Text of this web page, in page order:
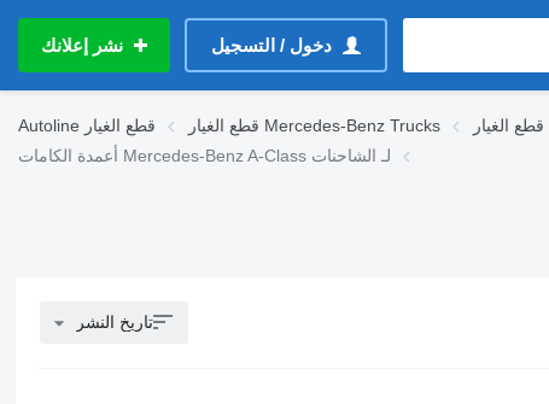
دخول / التسجيل نشر إعلانك
Autoline قطع الغيار قطع الغيار Mercedes-Benz Trucks
أعمدة الكامات Mercedes-Benz A-Class لـ الشاحنات
تاريخ النشر